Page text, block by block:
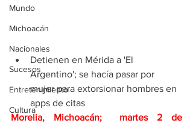
Mundo
Michoacán
Nacionales
Sucesos
Entretenimiento
Cultura
Detienen en Mérida a 'El
Argentino'; se hacía pasar por
mujer para extorsionar hombres en
apps de citas
Morelia, Michoacán;  martes 2 de